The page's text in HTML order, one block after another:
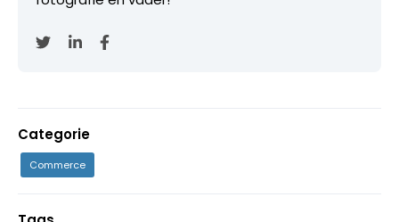
Categorie
Commerce